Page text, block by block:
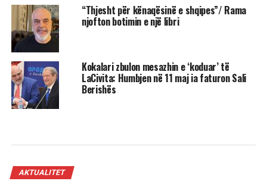
“Thjesht për kënaqësinë e shqipes”/ Rama
njofton botimin e një libri
Kokalari zbulon mesazhin e ‘koduar’ të
LaCivita: Humbjen në 11 maj ia faturon Sali
Berishës
AKTUALITET